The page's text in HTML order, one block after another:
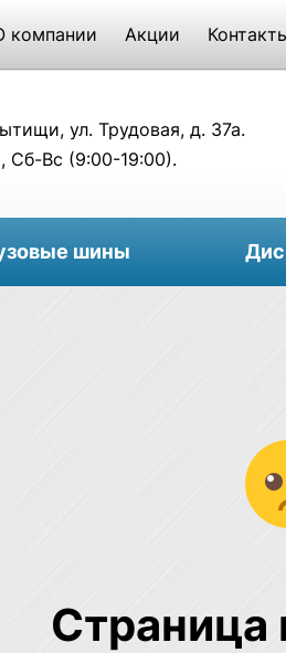
компании Акции
ул. Трудовая, д. 37а.
Сб-Вс (9:00-19:00).
шины
Страница